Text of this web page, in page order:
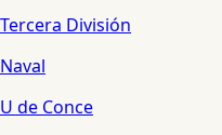
Tercera División
Naval
U de Conce